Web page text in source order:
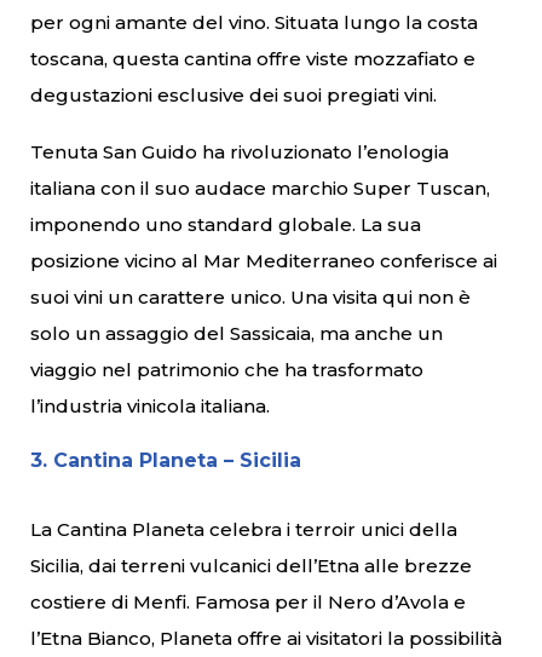
per ogni amante del vino. Situata lungo la costa
toscana, questa cantina offre viste mozzafiato e
degustazioni esclusive dei suoi pregiati vini.
Tenuta San Guido ha rivoluzionato l’enologia
italiana con il suo audace marchio Super Tuscan,
imponendo uno standard globale. La sua
posizione vicino al Mar Mediterraneo conferisce ai
suoi vini un carattere unico. Una visita qui non è
solo un assaggio del Sassicaia, ma anche un
viaggio nel patrimonio che ha trasformato
l’industria vinicola italiana.
3. Cantina Planeta – Sicilia
La Cantina Planeta celebra i terroir unici della
Sicilia, dai terreni vulcanici dell’Etna alle brezze
costiere di Menfi. Famosa per il Nero d’Avola e
l’Etna Bianco, Planeta offre ai visitatori la possibilità